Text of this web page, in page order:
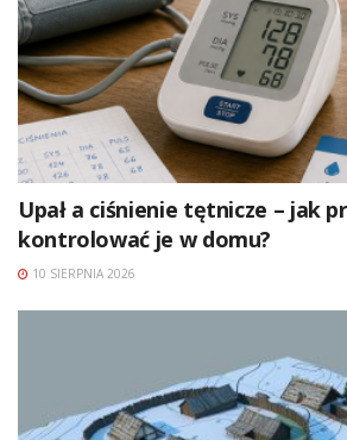
Upał a ciśnienie tętnicze – jak
kontrolować je w domu?
10 SIERPNIA 2026